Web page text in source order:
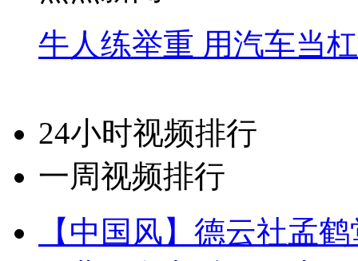
牛人练举重 用汽车当
24小时视频排行
一周视频排行
【中国风】德云社孟